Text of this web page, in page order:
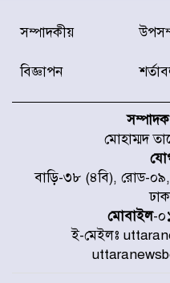
নতুন
৫০৪,
সম্পাদকীয়
বিজ্ঞাপন
মোহাম্মদ
বাড়ি-৩৮ (৪বি), রোড-০৯,
মোবাইল-
ই-মেইলঃ